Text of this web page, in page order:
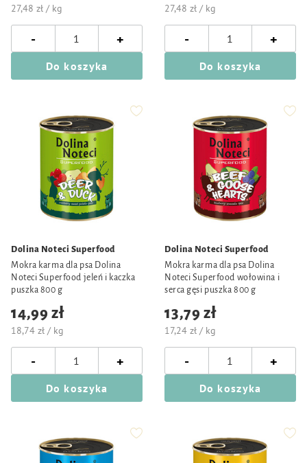
27,48 zł / kg
- +
Do koszyka
27,48 zł / kg
- +
Do koszyka
Dolina Noteci Superfood
Mokra karma dla psa Dolina
Noteci Superfood jeleń i kaczka
puszka 800 g
14,99 zł
18,74 zł / kg
- +
Do koszyka
Dolina Noteci Superfood
Mokra karma dla psa Dolina
Noteci Superfood wołowina i
serca gęsi puszka 800 g
13,79 zł
17,24 zł / kg
- +
Do koszyka